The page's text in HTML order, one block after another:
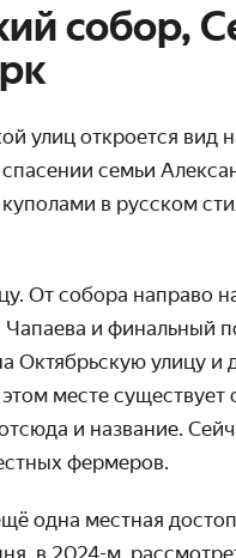
собор,
улиц откроется вид
семьи
в русском
От собора направо
и финальный
Октябрьскую улицу и
месте существует
и название.
фермеров.
одна местная
в 2024-м,